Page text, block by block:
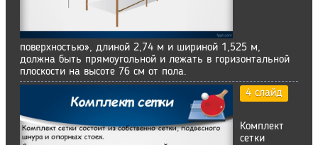
поверхностью», длиной 2,74 м и шириной 1,525 м,
должна быть прямоугольной и лежать в горизонтальной
плоскости на высоте 76 см от пола.
4 слайд
Комплект
сетки